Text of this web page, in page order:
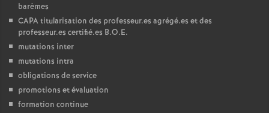
barèmes
CAPAtitularisation des professeur.es agrégé.es et des
professeur.es certifié.es B.O.E.
mutations inter
mutations intra
obligations de service
promotions et évaluation
formation continue